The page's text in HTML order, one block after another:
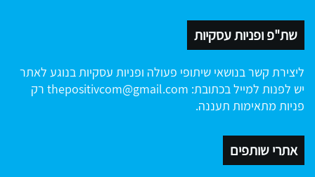
שת"פ ופניות עסקיות
ליצירת קשר בנושאי שיתופי פעולה ופניות עסקיות בנוגע לאתר
יש לפנות למייל בכתובת: thepositivcom@gmail.com רק
פניות מתאימות תעננה.
אתרי שותפים